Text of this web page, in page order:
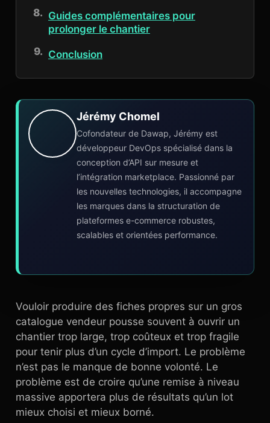
Guides complémentaires pour
prolonger le chantier
Conclusion
Jérémy Chomel
Cofondateur de Dawap, Jérémy est
développeur DevOps spécialisé dans la
conception d’API sur mesure et
l’intégration marketplace. Passionné par
les nouvelles technologies, il accompagne
les marques dans la structuration de
plateformes e-commerce robustes,
scalables et orientées performance.
Vouloir produire des fiches propres sur un gros
catalogue vendeur pousse souvent à ouvrir un
chantier trop large, trop coûteux et trop fragile
pour tenir plus d’un cycle d’import. Le problème
n’est pas le manque de bonne volonté. Le
problème est de croire qu’une remise à niveau
massive apportera plus de résultats qu’un lot
mieux choisi et mieux borné.